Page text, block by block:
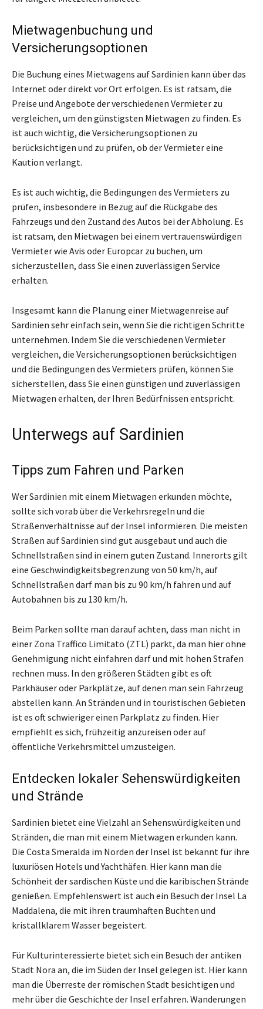
Mietwagenbuchung und
Versicherungsoptionen
Die Buchung eines Mietwagens auf Sardinien kann über das
Internet oder direkt vor Ort erfolgen. Es ist ratsam, die
Preise und Angebote der verschiedenen Vermieter zu
vergleichen, um den günstigsten Mietwagen zu finden. Es
ist auch wichtig, die Versicherungsoptionen zu
berücksichtigen und zu prüfen, ob der Vermieter eine
Kaution verlangt.
Es ist auch wichtig, die Bedingungen des Vermieters zu
prüfen, insbesondere in Bezug auf die Rückgabe des
Fahrzeugs und den Zustand des Autos bei der Abholung. Es
ist ratsam, den Mietwagen bei einem vertrauenswürdigen
Vermieter wie Avis oder Europcar zu buchen, um
sicherzustellen, dass Sie einen zuverlässigen Service
erhalten.
Insgesamt kann die Planung einer Mietwagenreise auf
Sardinien sehr einfach sein, wenn Sie die richtigen Schritte
unternehmen. Indem Sie die verschiedenen Vermieter
vergleichen, die Versicherungsoptionen berücksichtigen
und die Bedingungen des Vermieters prüfen, können Sie
sicherstellen, dass Sie einen günstigen und zuverlässigen
Mietwagen erhalten, der Ihren Bedürfnissen entspricht.
Unterwegs auf Sardinien
Tipps zum Fahren und Parken
Wer Sardinien mit einem Mietwagen erkunden möchte,
sollte sich vorab über die Verkehrsregeln und die
Straßenverhältnisse auf der Insel informieren. Die meisten
Straßen auf Sardinien sind gut ausgebaut und auch die
Schnellstraßen sind in einem guten Zustand. Innerorts gilt
eine Geschwindigkeitsbegrenzung von 50 km/h, auf
Schnellstraßen darf man bis zu 90 km/h fahren und auf
Autobahnen bis zu 130 km/h.
Beim Parken sollte man darauf achten, dass man nicht in
einer Zona Traffico Limitato (ZTL) parkt, da man hier ohne
Genehmigung nicht einfahren darf und mit hohen Strafen
rechnen muss. In den größeren Städten gibt es oft
Parkhäuser oder Parkplätze, auf denen man sein Fahrzeug
abstellen kann. An Stränden und in touristischen Gebieten
ist es oft schwieriger einen Parkplatz zu finden. Hier
empfiehlt es sich, frühzeitig anzureisen oder auf
öffentliche Verkehrsmittel umzusteigen.
Entdecken lokaler Sehenswürdigkeiten
und Strände
Sardinien bietet eine Vielzahl an Sehenswürdigkeiten und
Stränden, die man mit einem Mietwagen erkunden kann.
Die Costa Smeralda im Norden der Insel ist bekannt für ihre
luxuriösen Hotels und Yachthäfen. Hier kann man die
Schönheit der sardischen Küste und die karibischen Strände
genießen. Empfehlenswert ist auch ein Besuch der Insel La
Maddalena, die mit ihren traumhaften Buchten und
kristallklarem Wasser begeistert.
Für Kulturinteressierte bietet sich ein Besuch der antiken
Stadt Nora an, die im Süden der Insel gelegen ist. Hier kann
man die Überreste der römischen Stadt besichtigen und
mehr über die Geschichte der Insel erfahren. Wanderungen